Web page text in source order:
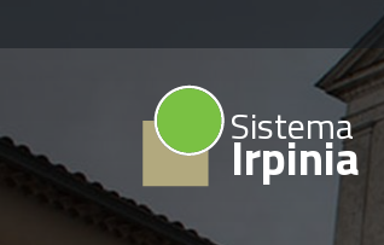
Sistema
Irpinia